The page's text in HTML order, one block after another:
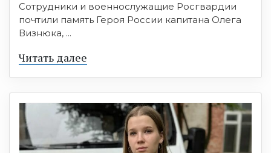
Сотрудники и военнослужащие Росгвардии
почтили память Героя России капитана Олега
Визнюка, ...
Читать далее